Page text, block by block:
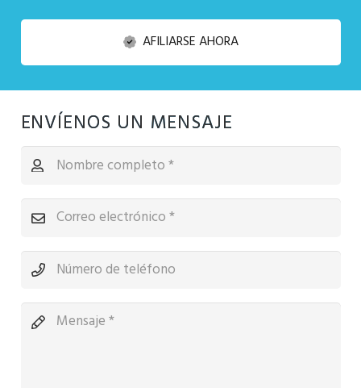
AFILIARSE AHORA
ENVÍENOS UN MENSAJE